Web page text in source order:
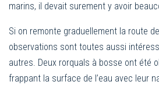
marins, il devait surement y avoir
Si on remonte graduellement la route
observations sont toutes aussi
autres. Deux rorquals à bosse ont été
frappant la surface de l’eau avec leur